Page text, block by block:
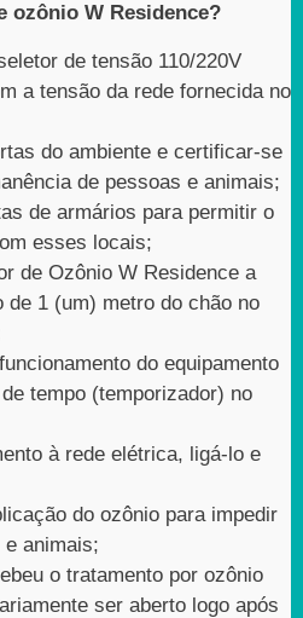
ozônio W Residence?
de tensão 110/220V
a tensão da rede fornecida no
do ambiente e certificar-se
de pessoas e animais;
de armários para permitir o
esses locais;
de Ozônio W Residence a
de 1 (um) metro do chão no
do equipamento
tempo (temporizador) no
à rede elétrica, ligá-lo e
do ozônio para impedir
animais;
o tratamento por ozônio
ser aberto logo após